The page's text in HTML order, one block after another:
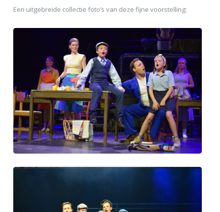
Een uitgebreide collectie foto’s van deze fijne voorstelling: